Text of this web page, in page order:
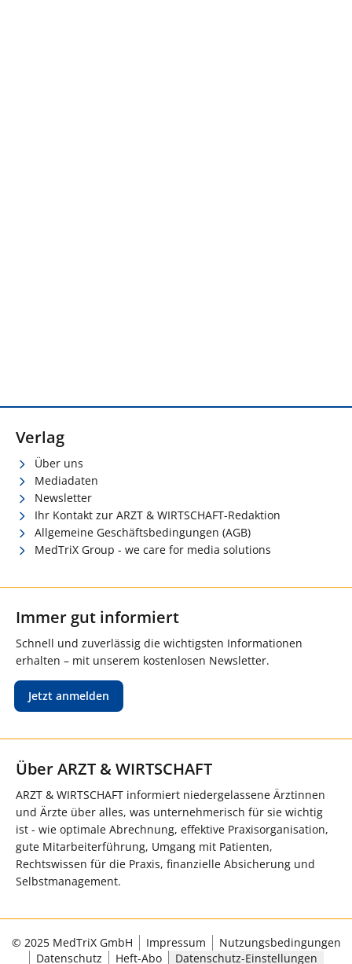
Verlag
Über uns
Mediadaten
Newsletter
Ihr Kontakt zur ARZT & WIRTSCHAFT-Redaktion
Allgemeine Geschäftsbedingungen (AGB)
MedTriX Group - we care for media solutions
Immer gut informiert
Schnell und zuverlässig die wichtigsten Informationen
erhalten – mit unserem kostenlosen Newsletter.
Jetzt anmelden
Über ARZT & WIRTSCHAFT
ARZT & WIRTSCHAFT informiert niedergelassene Ärztinnen
und Ärzte über alles, was unternehmerisch für sie wichtig
ist - wie optimale Abrechnung, effektive Praxisorganisation,
gute Mitarbeiterführung, Umgang mit Patienten,
Rechtswissen für die Praxis, finanzielle Absicherung und
Selbstmanagement.
© 2025 MedTriX GmbH Impressum
Nutzungsbedingungen
Datenschutz
Heft-Abo Datenschutz-Einstellungen